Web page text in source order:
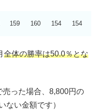
159 160 154 154
全体の勝率は50.0％とな
売った場合、8,800円の
ない金額です）